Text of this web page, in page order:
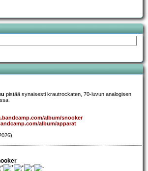
pistää synaisesti krautrockaten, 70-luvun analogisen
album/snooker
album/apparat